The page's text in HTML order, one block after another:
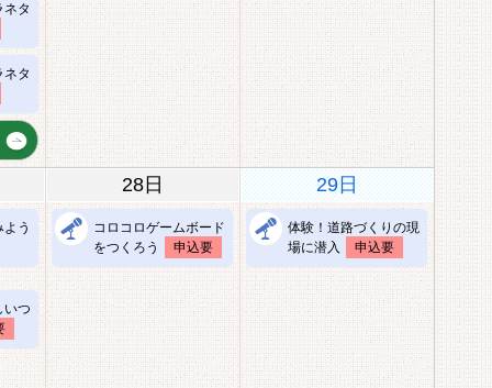
ネタ
ネタ
28日 29日
う
コロコロゲームボード
をつくろう
申込要
体験！道路づくりの現
場に潜入
申込要
いつ